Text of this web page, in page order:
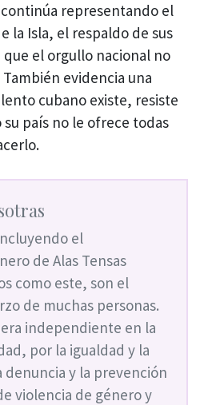
representando el
la Isla, el respaldo de sus
el orgullo nacional no
evidencia una
cubano existe, resiste
país no le ofrece todas
el
de Alas Tensas
como este, son el
de muchas personas.
independiente en la
por la igualdad y la
denuncia y la prevención
violencia de género y